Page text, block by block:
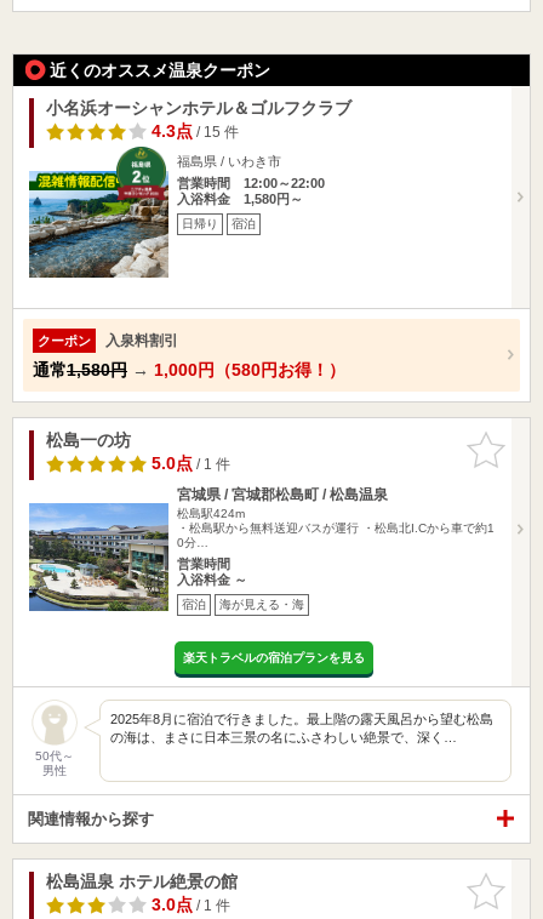
近くのオススメ温泉クーポン
小名浜オーシャンホテル＆ゴルフクラブ
4.3点/ 15 件
福島県 / いわき市
営業時間 12:00～22:00
入浴料金 1,580円～
日帰り 宿泊
クーポン 入泉料割引
通常1,580円 → 1,000円（580円お得！）
お気に入
りに追加
松島一の坊
5.0点/ 1 件
宮城県 / 宮城郡松島町 / 松島温泉
松島駅424m
・松島駅から無料送迎バスが運行 ・松島北I.Cから車で約1
0分…
営業時間
入浴料金 ～
宿泊 海が見える・海
楽天トラベルの宿泊プランを見る
50代～
男性
2025年8月に宿泊で行きました。 ​最上階の露天風呂から望む松島
の海は、まさに日本三景の名にふさわしい絶景で、深く…
関連情報から探す
お気に入
りに追加
松島温泉 ホテル絶景の館
3.0点/ 1 件